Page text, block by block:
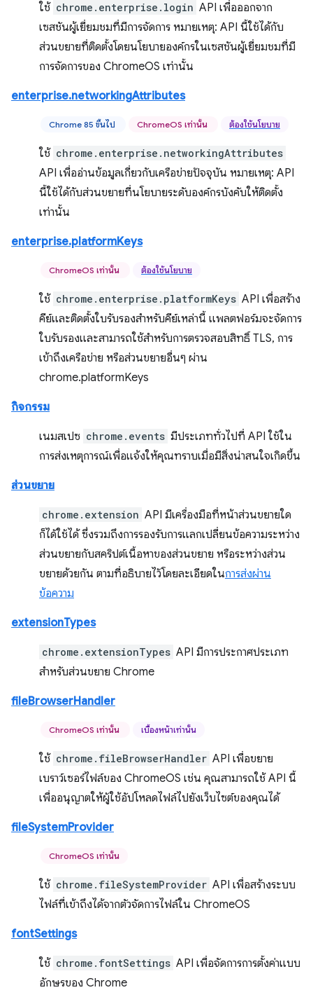
ใช้ chrome.enterprise.login API เพื่อออกจาก
เซสชันผู้เยี่ยมชมที่มีการจัดการ หมายเหตุ: API นี้ใช้ได้กับ
ส่วนขยายที่ติดตั้งโดยนโยบายองค์กรในเซสชันผู้เยี่ยมชมที่มี
การจัดการของ ChromeOS เท่านั้น
enterprise.networkingAttributes
Chrome 85 ขึ้นไป ChromeOS เท่านั้น ต้องใช้นโยบาย
ใช้ chrome.enterprise.networkingAttributes
API เพื่ออ่านข้อมูลเกี่ยวกับเครือข่ายปัจจุบัน หมายเหตุ: API
นี้ใช้ได้กับส่วนขยายที่นโยบายระดับองค์กรบังคับให้ติดตั้ง
เท่านั้น
enterprise.platformKeys
ChromeOS เท่านั้น ต้องใช้นโยบาย
ใช้ chrome.enterprise.platformKeys API เพื่อสร้าง
คีย์และติดตั้งใบรับรองสำหรับคีย์เหล่านี้ แพลตฟอร์มจะจัดการ
ใบรับรองและสามารถใช้สำหรับการตรวจสอบสิทธิ์ TLS, การ
เข้าถึงเครือข่าย หรือส่วนขยายอื่นๆ ผ่าน
chrome.platformKeys
กิจกรรม
เนมสเปซ chrome.events มีประเภททั่วไปที่ API ใช้ใน
การส่งเหตุการณ์เพื่อแจ้งให้คุณทราบเมื่อมีสิ่งน่าสนใจเกิดขึ้น
ส่วนขยาย
chrome.extension API มีเครื่องมือที่หน้าส่วนขยายใด
ก็ได้ใช้ได้ ซึ่งรวมถึงการรองรับการแลกเปลี่ยนข้อความระหว่าง
ส่วนขยายกับสคริปต์เนื้อหาของส่วนขยาย หรือระหว่างส่วน
ขยายด้วยกัน ตามที่อธิบายไว้โดยละเอียดในการส่งผ่าน
ข้อความ
extensionTypes
chrome.extensionTypes API มีการประกาศประเภท
สำหรับส่วนขยาย Chrome
fileBrowserHandler
ChromeOS เท่านั้น เบื้องหน้าเท่านั้น
ใช้ chrome.fileBrowserHandler API เพื่อขยาย
เบราว์เซอร์ไฟล์ของ ChromeOS เช่น คุณสามารถใช้ API นี้
เพื่ออนุญาตให้ผู้ใช้อัปโหลดไฟล์ไปยังเว็บไซต์ของคุณได้
fileSystemProvider
ChromeOS เท่านั้น
ใช้ chrome.fileSystemProvider API เพื่อสร้างระบบ
ไฟล์ที่เข้าถึงได้จากตัวจัดการไฟล์ใน ChromeOS
fontSettings
ใช้ chrome.fontSettings API เพื่อจัดการการตั้งค่าแบบ
อักษรของ Chrome